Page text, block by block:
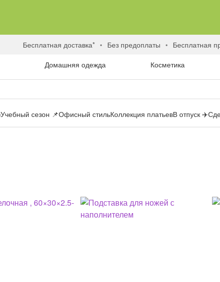
бесплатная доставка* без предоплаты бесплатная
Домашняя одежда Косметика
Учебный сезон 📌Офисный стильКоллекция платьевВ отпуск ✈️